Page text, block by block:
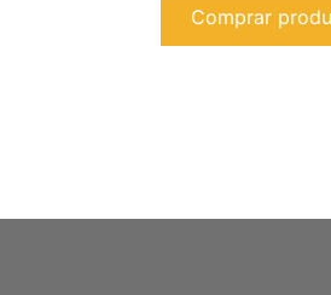
Comprar